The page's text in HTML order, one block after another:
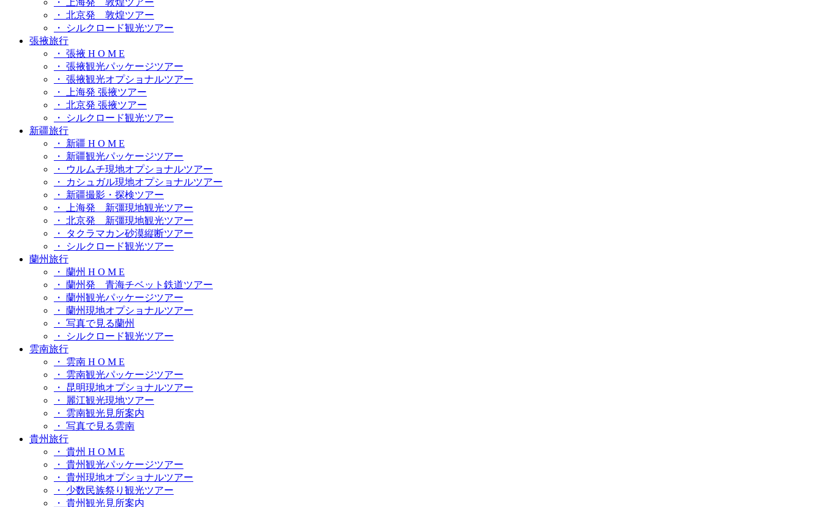
・ 上海発 敦煌ツアー
・ 北京発 敦煌ツアー
・ シルクロード観光ツアー
張掖旅行
・ 張掖 H O M E
・ 張掖観光パッケージツアー
・ 張掖観光オプショナルツアー
・ 上海発 張掖ツアー
・ 北京発 張掖ツアー
・ シルクロード観光ツアー
新疆旅行
・ 新疆 H O M E
・ 新疆観光パッケージツアー
・ ウルムチ現地オプショナルツアー
・ カシュガル現地オプショナルツアー
・ 新疆撮影・探検ツアー
・ 上海発 新彊現地観光ツアー
・ 北京発 新彊現地観光ツアー
・ タクラマカン砂漠縦断ツアー
・ シルクロード観光ツアー
蘭州旅行
・ 蘭州 H O M E
・ 蘭州発 青海チベット鉄道ツアー
・ 蘭州観光パッケージツアー
・ 蘭州現地オプショナルツアー
・ 写真で見る蘭州
・ シルクロード観光ツアー
雲南旅行
・ 雲南 H O M E
・ 雲南観光パッケージツアー
・ 昆明現地オプショナルツアー
・ 麗江観光現地ツアー
・ 雲南観光見所案内
・ 写真で見る雲南
貴州旅行
・ 貴州 H O M E
・ 貴州観光パッケージツアー
・ 貴州現地オプショナルツアー
・ 少数民族祭り観光ツアー
・ 貴州観光見所案内